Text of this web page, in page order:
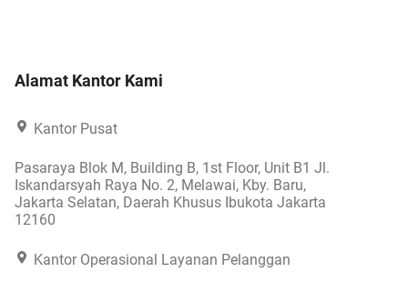
Alamat Kantor Kami
Kantor Pusat
Pasaraya Blok M, Building B, 1st Floor, Unit B1 Jl.
Iskandarsyah Raya No. 2, Melawai, Kby. Baru,
Jakarta Selatan, Daerah Khusus Ibukota Jakarta
12160
Kantor Operasional Layanan Pelanggan